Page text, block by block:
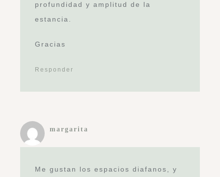
profundidad y amplitud de la
estancia.
Gracias
Responder
margarita
Me gustan los espacios diafanos, y